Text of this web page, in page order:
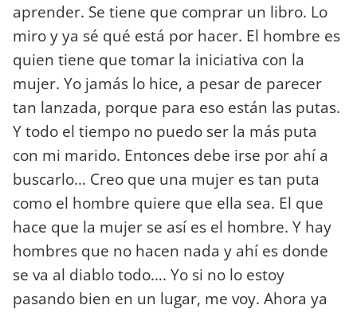
aprender. Se tiene que comprar un libro. Lo
miro y ya sé qué está por hacer. El hombre es
quien tiene que tomar la iniciativa con la
mujer. Yo jamás lo hice, a pesar de parecer
tan lanzada, porque para eso están las putas.
Y todo el tiempo no puedo ser la más puta
con mi marido. Entonces debe irse por ahí a
buscarlo… Creo que una mujer es tan puta
como el hombre quiere que ella sea. El que
hace que la mujer se así es el hombre. Y hay
hombres que no hacen nada y ahí es donde
se va al diablo todo…. Yo si no lo estoy
pasando bien en un lugar, me voy. Ahora ya